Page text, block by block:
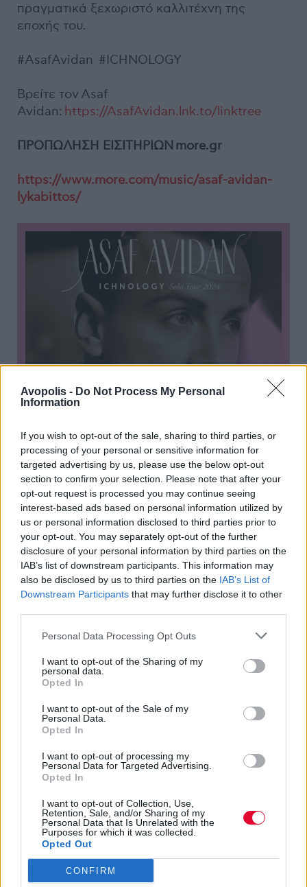
Avopolis - Do Not Process My Personal
Information
If you wish to opt-out of the sale, sharing to third parties, or
processing of your personal or sensitive information for
targeted advertising by us, please use the below opt-out
section to confirm your selection. Please note that after your
opt-out request is processed you may continue seeing
interest-based ads based on personal information utilized by
us or personal information disclosed to third parties prior to
your opt-out. You may separately opt-out of the further
disclosure of your personal information by third parties on the
IAB’s list of downstream participants. This information may
also be disclosed by us to third parties on the IAB’s List of
Downstream Participants that may further disclose it to other
Personal Data Processing Opt Outs
I want to opt-out of the Sharing of my
personal data.
Opted In
I want to opt-out of the Sale of my
Personal Data.
Opted In
I want to opt-out of processing my
Personal Data for Targeted Advertising.
Opted In
I want to opt-out of Collection, Use,
Retention, Sale, and/or Sharing of my
Personal Data that Is Unrelated with the
Purposes for which it was collected.
Opted Out
CONFIRM
πραγματικά ξεχωριστό καλλιτέχνη της
εποχής του.
#AsafAvidan #ICHNOLOGY
Βρείτε τον Asaf
Avidan: https://AsafAvidan.lnk.to/linktree
ΠΡΟΠΩΛΗΣΗ ΕΙΣΙΤΗΡΙΩΝ more.gr
https://www.more.com/music/asaf-avidan-
lykabittos/
Previous Article Next Article
Ακολούθησε το Avopolis Network στο
Google News
MOOD OF THE DAY
κυριολεκτικά. Ο Άντονι Χόπκινς
στα 88 αρνείται να το βάλει κάτω
και κυκλοφορεί το 1ο του
άλμπουμ με ορχηστρικές συνθέσεις και τίτλο:
Life Is A Dream. Φυσικά και είναι Άντονι...
Μάκης Μηλάτος